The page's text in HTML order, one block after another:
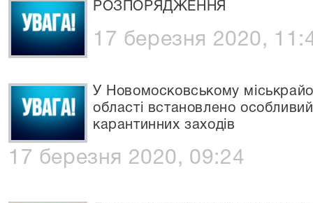
РОЗПОРЯДЖЕННЯ
17 березня 2020,
У Новомосковському
області встановлено
карантинних заходів
17 березня 2020, 09:24